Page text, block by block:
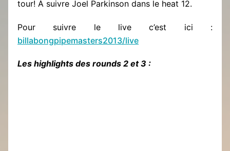
tour! À suivre Joel Parkinson dans le heat 12.
Pour suivre le live c’est ici :
billabongpipemasters2013/live
Les highlights des rounds 2 et 3 :